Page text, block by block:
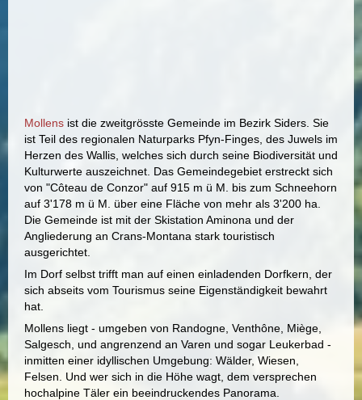
Mollens ist die zweitgrösste Gemeinde im Bezirk Siders. Sie
ist Teil des regionalen Naturparks Pfyn-Finges, des Juwels im
Herzen des Wallis, welches sich durch seine Biodiversität und
Kulturwerte auszeichnet. Das Gemeindegebiet erstreckt sich
von "Côteau de Conzor" auf 915 m ü M. bis zum Schneehorn
auf 3'178 m ü M. über eine Fläche von mehr als 3'200 ha.
Die Gemeinde ist mit der Skistation Aminona und der
Angliederung an Crans-Montana stark touristisch
ausgerichtet.
Im Dorf selbst trifft man auf einen einladenden Dorfkern, der
sich abseits vom Tourismus seine Eigenständigkeit bewahrt
hat.
Mollens liegt - umgeben von Randogne, Venthône, Miège,
Salgesch, und angrenzend an Varen und sogar Leukerbad -
inmitten einer idyllischen Umgebung: Wälder, Wiesen,
Felsen. Und wer sich in die Höhe wagt, dem versprechen
hochalpine Täler ein beeindruckendes Panorama.